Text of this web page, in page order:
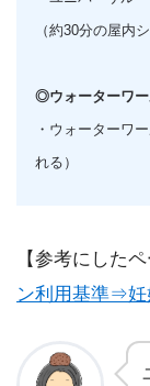
（約30分の屋内シ
◎ウォーターワ
・ウォーターワ
れる）
【参考にしたペ
ン利用基準⇒妊